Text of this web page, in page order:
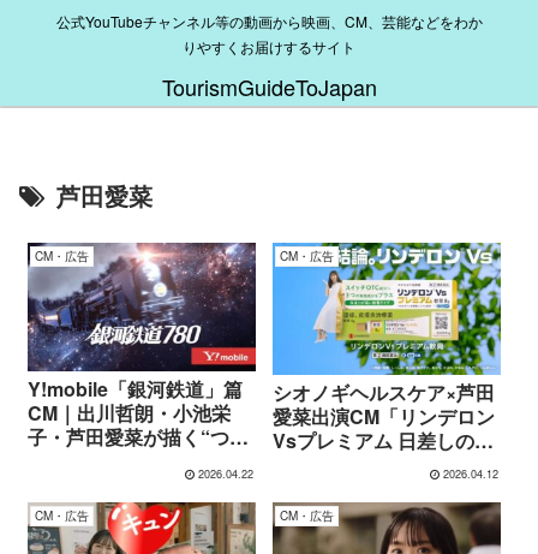
公式YouTubeチャンネル等の動画から映画、CM、芸能などをわか
りやすくお届けするサイト
TourismGuideToJapan
芦田愛菜
CM・広告
Y!mobile「銀河鉄道」篇
CM｜出川哲朗・小池栄
子・芦田愛菜が描く“つな
2026.04.22
CM・広告
シオノギヘルスケア×芦田
愛菜出演CM「リンデロン
Vsプレミアム 日差しの季
節」篇｜春の肌トラブル
に寄り添うやさしいメッ
セージ
2026.04.12
CM・広告 CM・広告